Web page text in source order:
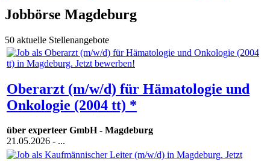
Jobbörse Magdeburg
50 aktuelle Stellenangebote
Oberarzt (m/w/d) für Hämatologie und
Onkologie (2004 tt) *
über experteer GmbH- Magdeburg
21.05.2026 - ...